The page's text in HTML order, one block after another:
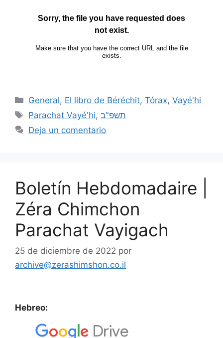
General, El libro de Béréchit,Tórax,Vayé'hi
Parachat Vayé'hi,תשפ"ב
Deja un comentario
Boletín Hebdomadaire |
Zéra Chimchon
Parachat Vayigach
25 de diciembre de 2022 por
archive@zerashimshon.co.il
Hebreo: